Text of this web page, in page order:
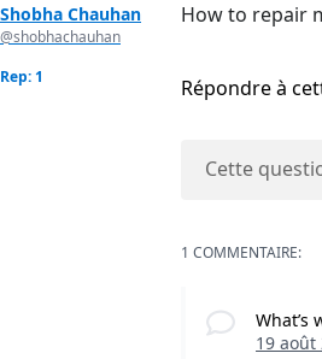
Shobha Chauhan
@shobhachauhan
Rep: 1
How to repair
Répondre à
Cette
1 COMMENTAIRE:
What’s
19 août